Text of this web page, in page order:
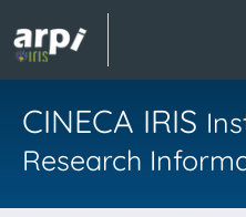
CINECA IRIS
Research